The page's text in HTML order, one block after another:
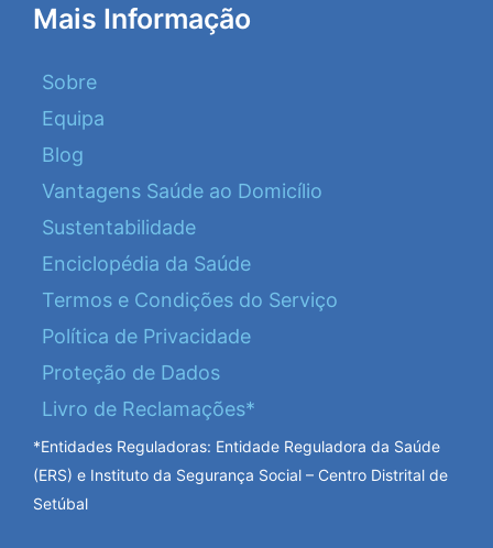
Mais Informação
Sobre
Equipa
Blog
Vantagens Saúde ao Domicílio
Sustentabilidade
Enciclopédia da Saúde
Termos e Condições do Serviço
Política de Privacidade
Proteção de Dados
Livro de Reclamações*
*Entidades Reguladoras: Entidade Reguladora da Saúde
(ERS) e Instituto da Segurança Social – Centro Distrital de
Setúbal